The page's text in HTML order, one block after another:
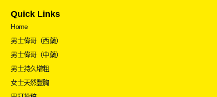
Quick Links
Home
男士偉哥（西藥）
男士偉哥（中藥）
男士持久增粗
女士天然豐胸